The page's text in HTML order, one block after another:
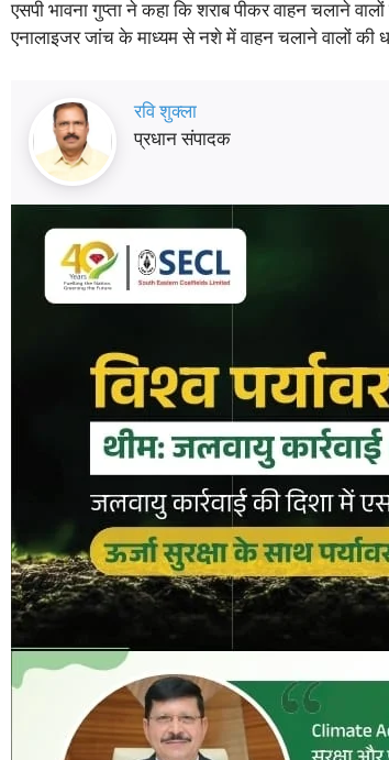
एसपी भावना गुप्ता ने कहा कि शराब पीकर वाहन चलाने
एनालाइजर जांच के माध्यम से नशे में वाहन चलाने वालों की
रवि शुक्ला
प्रधान संपादक